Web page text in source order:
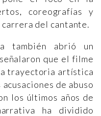
coreografías y
del cantante.
también abrió un
que el filme
trayectoria artística
de abuso
los últimos años de
ha dividido